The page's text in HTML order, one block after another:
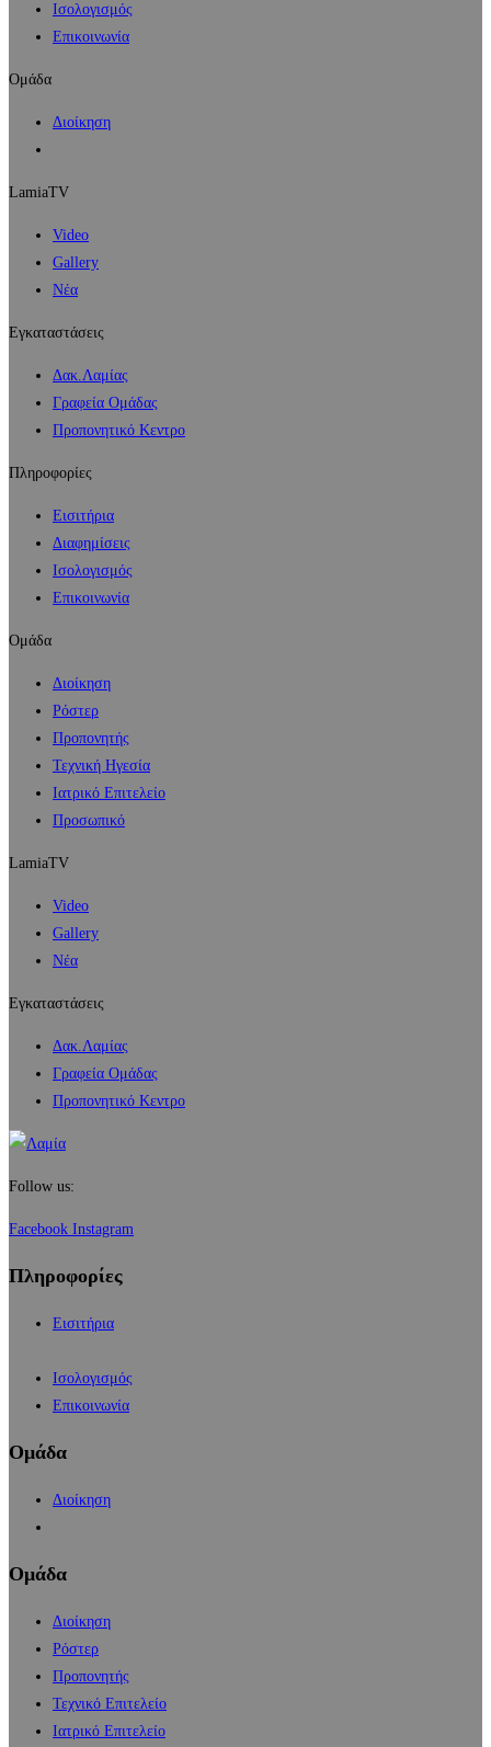
Ισολογισμός
Επικοινωνία
Ομάδα
Διοίκηση
LamiaTV
Video
Gallery
Νέα
Εγκαταστάσεις
Δακ.Λαμίας
Γραφεία Ομάδας
Προπονητικό Κεντρο
Πληροφορίες
Εισιτήρια
Διαφημίσεις
Ισολογισμός
Επικοινωνία
Ομάδα
Διοίκηση
Ρόστερ
Προπονητής
Τεχνική Ηγεσία
Ιατρικό Επιτελείο
Προσωπικό
LamiaTV
Video
Gallery
Νέα
Εγκαταστάσεις
Δακ.Λαμίας
Γραφεία Ομάδας
Προπονητικό Κεντρο
Follow us:
Facebook Instagram
Πληροφορίες
Εισιτήρια
Ισολογισμός
Επικοινωνία
Ομάδα
Διοίκηση
Ομάδα
Διοίκηση
Ρόστερ
Προπονητής
Τεχνικό Επιτελείο
Ιατρικό Επιτελείο